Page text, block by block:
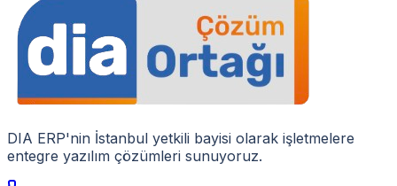
DIA ERP'nin İstanbul yetkili bayisi olarak işletmelere
entegre yazılım çözümleri sunuyoruz.